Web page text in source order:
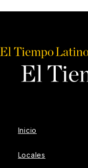
Inicio
Locales